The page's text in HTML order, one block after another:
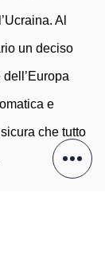
Al
un deciso
e
che tutto